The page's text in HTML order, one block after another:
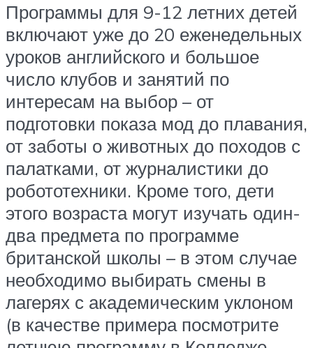
Программы для 9-12 летних детей
включают уже до 20 еженедельных
уроков английского и большое
число клубов и занятий по
интересам на выбор – от
подготовки показа мод до плавания,
от заботы о животных до походов с
палатками, от журналистики до
робототехники. Кроме того, дети
этого возраста могут изучать один-
два предмета по программе
британской школы – в этом случае
необходимо выбирать смены в
лагерях с академическим уклоном
(в качестве примера посмотрите